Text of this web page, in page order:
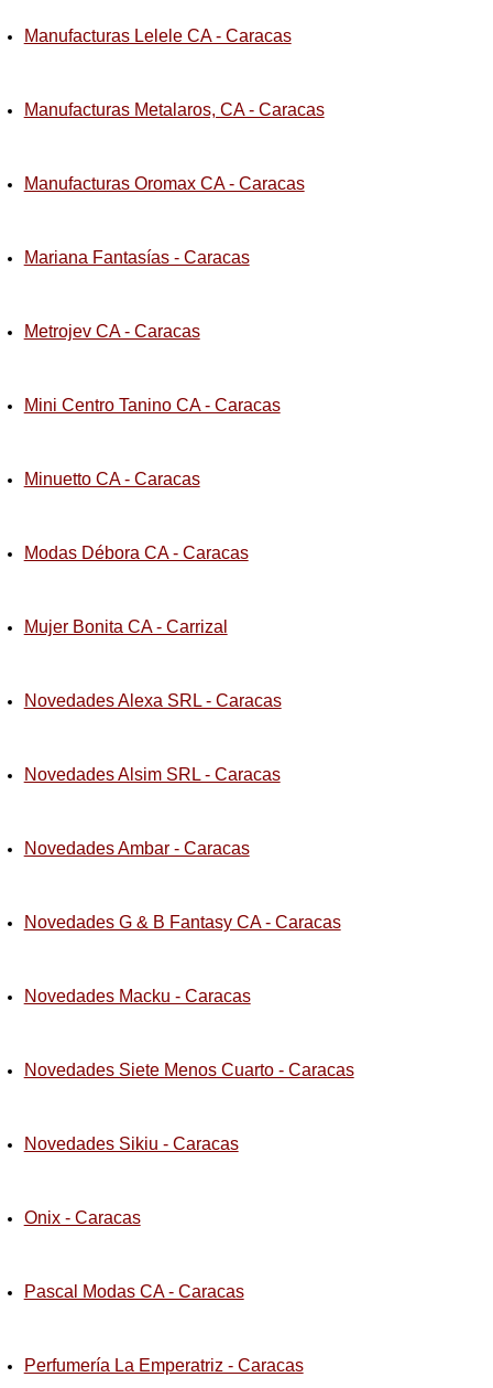
Manufacturas Lelele CA - Caracas
Manufacturas Metalaros, CA - Caracas
Manufacturas Oromax CA - Caracas
Mariana Fantasías - Caracas
Metrojev CA - Caracas
Mini Centro Tanino CA - Caracas
Minuetto CA - Caracas
Modas Débora CA - Caracas
Mujer Bonita CA - Carrizal
Novedades Alexa SRL - Caracas
Novedades Alsim SRL - Caracas
Novedades Ambar - Caracas
Novedades G & B Fantasy CA - Caracas
Novedades Macku - Caracas
Novedades Siete Menos Cuarto - Caracas
Novedades Sikiu - Caracas
Onix - Caracas
Pascal Modas CA - Caracas
Perfumería La Emperatriz - Caracas